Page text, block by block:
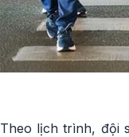
Theo lịch trình, đội